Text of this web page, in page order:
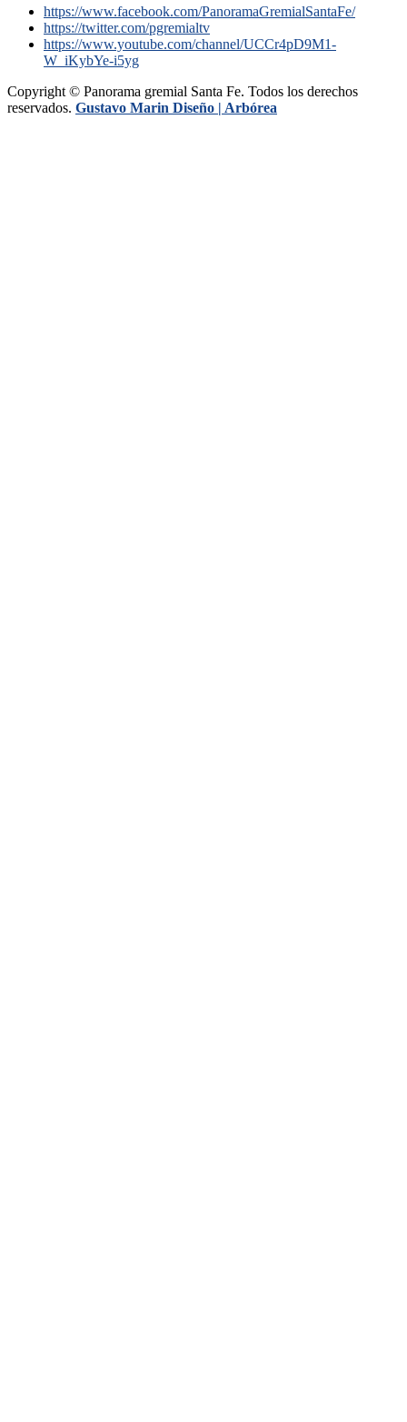
https://www.facebook.com/PanoramaGremialSantaFe/
https://twitter.com/pgremialtv
https://www.youtube.com/channel/UCCr4pD9M1-
W_iKybYe-i5yg
Copyright © Panorama gremial Santa Fe. Todos los derechos
reservados. Gustavo Marin Diseño | Arbórea